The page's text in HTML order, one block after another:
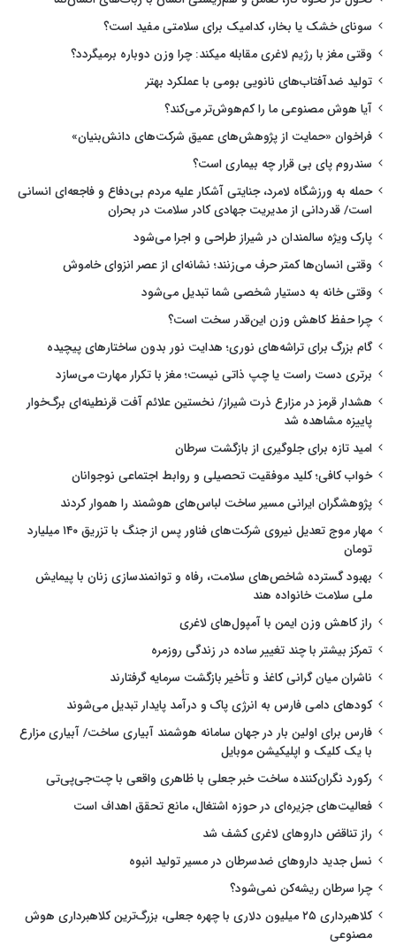
سونای خشک یا بخار، کدامیک برای سلامتی مفید است؟
وقتی مغز با رژیم لاغری مقابله میکند: چرا وزن دوباره برمیگردد؟
تولید ضدآفتاب‌های نانویی بومی با عملکرد بهتر
آیا هوش مصنوعی ما را کم‌هوش‌تر می‌کند؟
فراخوان «حمایت از پژوهش‌های عمیق شرکت‌های دانش‌بنیان»
سندروم پای بی قرار چه بیماری است؟
حمله به ورزشگاه لامرد، جنایتی آشکار علیه مردم بی‌دفاع و فاجعه‌ای انسانی
است/ قدردانی از مدیریت جهادی کادر سلامت در بحران
پارک ویژه سالمندان در شیراز طراحی و اجرا می‌شود
وقتی انسان‌ها کمتر حرف می‌زنند؛ نشانه‌ای از عصر انزوای خاموش
وقتی خانه به دستیار شخصی شما تبدیل می‌شود
چرا حفظ کاهش وزن این‌قدر سخت است؟
گام بزرگ برای تراشه‌های نوری؛ هدایت نور بدون ساختارهای پیچیده
برتری دست راست یا چپ ذاتی نیست؛ مغز با تکرار مهارت می‌سازد
هشدار قرمز در مزارع ذرت شیراز/ نخستین علائم آفت قرنطینه‌ای برگ‌خوار
پاییزه مشاهده شد
امید تازه برای جلوگیری از بازگشت سرطان
خواب کافی؛ کلید موفقیت تحصیلی و روابط اجتماعی نوجوانان
پژوهشگران ایرانی مسیر ساخت لباس‌های هوشمند را هموار کردند
مهار موج تعدیل نیروی شرکت‌های فناور پس از جنگ با تزریق ۱۴۰ میلیارد
تومان
بهبود گسترده شاخص‌های سلامت، رفاه و توانمندسازی زنان با پیمایش
ملی سلامت خانواده هند
راز کاهش وزن ایمن با آمپول‌های لاغری
تمرکز بیشتر با چند تغییر ساده در زندگی روزمره
ناشران میان گرانی کاغذ و تأخیر بازگشت سرمایه گرفتارند
کودهای دامی فارس به انرژی پاک و درآمد پایدار تبدیل می‌شوند
فارس برای اولین بار در جهان سامانه هوشمند آبیاری ساخت/ آبیاری مزارع
با یک کلیک و اپلیکیشن موبایل
رکورد نگران‌کننده ساخت خبر جعلی با ظاهری واقعی با چت‌جی‌پی‌تی
فعالیت‌های جزیره‌ای در حوزه اشتغال، مانع تحقق اهداف است
راز تناقض داروهای لاغری کشف شد
نسل جدید داروهای ضدسرطان در مسیر تولید انبوه
چرا سرطان ریشه‌کن نمی‌شود؟
کلاهبرداری ۲۵ میلیون دلاری با چهره جعلی، بزرگ‌ترین کلاهبرداری هوش
مصنوعی